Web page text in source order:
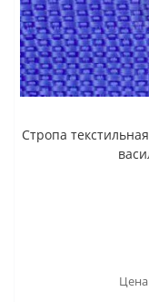
Стропа
Цена